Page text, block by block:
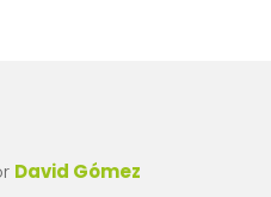
David Gómez